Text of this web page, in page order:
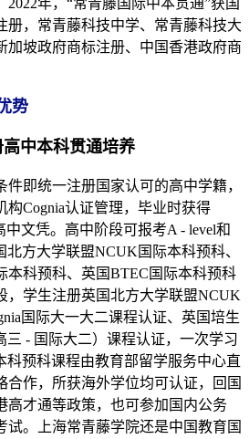
年，“常青藤国际中本贯通”获国
册，常青藤科技中学、常青藤科技大
加坡政府商标注册、中国香港政府商
势
高中本科贯通培养
即统一注册国家认可的高中学籍，
构Cognia认证管理，毕业时获得
中文凭。高中阶段可报考A - level和
方大学联盟NCUK国际本科预科、
本科预科、英国BTEC国际本科预科
，学生注册英国北方大学联盟NCUK
国际大一大二课程认证、英国培生
三 - 国际大二）课程认证，一次学习
预科课程由教育部留学服务中心直
合作，所获海外学位均可认证，回国
高才通等政策，也可参加国内公务
试。上海常青藤学院还是中国教育国